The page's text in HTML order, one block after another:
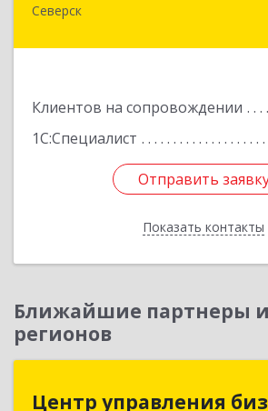
Северск
Клиентов на сопровождении
1С:Специалист
Отправить
Показать контакты
636000, Томская обл, Северск г,
Отправить
Назад
Ближайшие партнеры
регионов
Центр управления
Центр